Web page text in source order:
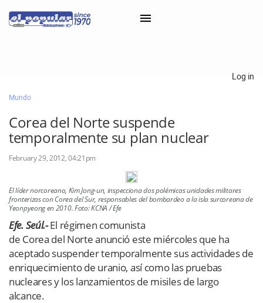
Classifieds
Categorías
Iniciar sesión con Clascal
×
Log in
Mundo
Corea del Norte suspende
temporalmente su plan nuclear
February 29, 2012, 04:21pm
El líder norcoreano, Kim Jong-un, inspecciona dos polémicas unidades militares
fronterizas con Corea del Sur, responsables del bombardeo a la isla surcoreana de
Yeonpyeong en 2010. Foto: KCNA / Efe
Efe. Seúl.-El régimen comunista
de Corea del Norte anunció este miércoles que ha
aceptado suspender temporalmente sus actividades de
enriquecimiento de uranio, así como las pruebas
nucleares y los lanzamientos de misiles de largo
alcance.